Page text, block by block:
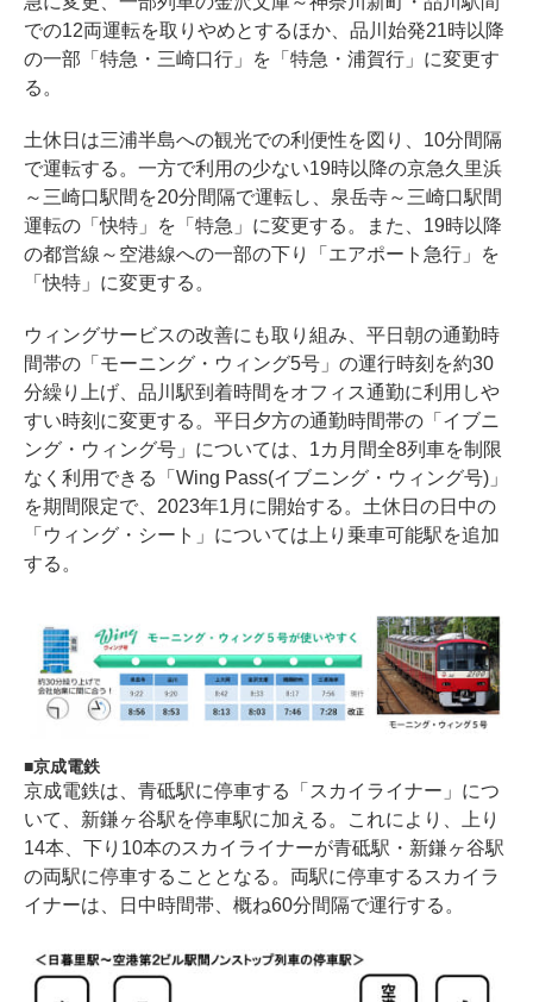
での12両運転を取りやめとするほか、品川始発21時以降
の一部「特急・三崎口行」を「特急・浦賀行」に変更す
る。
土休日は三浦半島への観光での利便性を図り、10分間隔
で運転する。一方で利用の少ない19時以降の京急久里浜
～三崎口駅間を20分間隔で運転し、泉岳寺～三崎口駅間
運転の「快特」を「特急」に変更する。また、19時以降
の都営線～空港線への一部の下り「エアポート急行」を
「快特」に変更する。
ウィングサービスの改善にも取り組み、平日朝の通勤時
間帯の「モーニング・ウィング5号」の運行時刻を約30
分繰り上げ、品川駅到着時間をオフィス通勤に利用しや
すい時刻に変更する。平日夕方の通勤時間帯の「イブニ
ング・ウィング号」については、1カ月間全8列車を制限
なく利用できる「Wing Pass(イブニング・ウィング号)」
を期間限定で、2023年1月に開始する。土休日の日中の
「ウィング・シート」については上り乗車可能駅を追加
する。
京成電鉄
京成電鉄は、青砥駅に停車する「スカイライナー」につ
いて、新鎌ヶ谷駅を停車駅に加える。これにより、上り
14本、下り10本のスカイライナーが青砥駅・新鎌ヶ谷駅
の両駅に停車することとなる。両駅に停車するスカイラ
イナーは、日中時間帯、概ね60分間隔で運行する。